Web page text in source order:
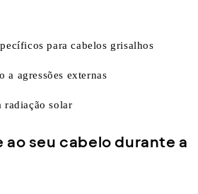
para cabelos grisalhos
a agressões externas
radiação solar
seu cabelo durante a